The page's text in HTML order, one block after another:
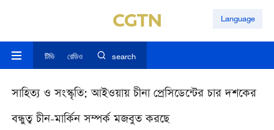
Language
টিভি রেডিও search
সাহিত্য ও সংস্কৃতি: আইওয়ায় চীনা প্রেসিডেন্টের চার দশকের
বন্ধুত্ব চীন-মার্কিন সম্পর্ক মজবুত করছে